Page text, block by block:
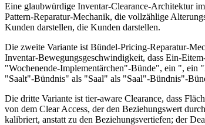
Eine glaubwürdige Inventar-Clearance-Architektur
Pattern-Reparatur-Mechanik, die vollzählige
Kunden darstellen, die Kunden darstellen.
Die zweite Variante ist Bündel-Pricing-Reparatur-
Inventar-Bewegungsgeschwindigkeit, dass Ein-
"Wochenende-Implementärchen"-Bünde", ein ",
"Saalt"-Bündnis" als "Saal" als "Saal"-Bündnis"-
Die dritte Variante ist tier-aware Clearance, dass
von dem Clear Access, der den Beziehungswert
kalibriert, anstatt zu den Beziehungsvertiefen; der